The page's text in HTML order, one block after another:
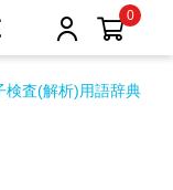
0
検査(解析)用語辞典